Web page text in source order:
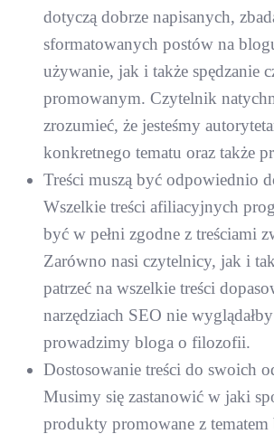
dotyczą dobrze napisanych,
sformatowanych postów na
używanie, jak i także spędzanie
promowanym. Czytelnik
zrozumieć, że jesteśmy
konkretnego tematu oraz także
Treści muszą być odpowiednio
Wszelkie treści afiliacyjnych
być w pełni zgodne z treściami
Zarówno nasi czytelnicy, jak i
patrzeć na wszelkie treści
narzędziach SEO nie
prowadzimy bloga o filozofii.
Dostosowanie treści do swoich
Musimy się zastanowić w jaki
produkty promowane z tematem